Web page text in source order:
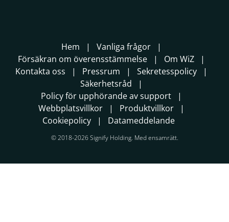
Hem
Vanliga frågor
Försäkran om överensstämmelse
Om WiZ
Kontakta oss
Pressrum
Sekretesspolicy
Säkerhetsråd
Policy för upphörande av support
Webbplatsvillkor
Produktvillkor
Cookiepolicy
Datameddelande
© 2018-2026 Signify Holding. Med ensamrätt.